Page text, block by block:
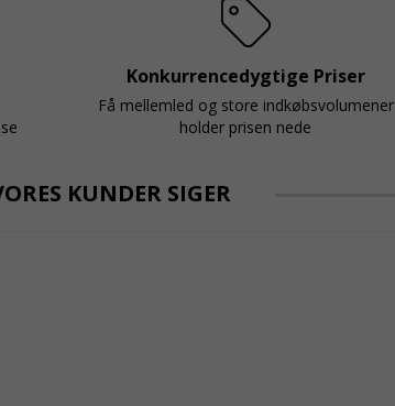
Konkurrencedygtige Priser
Få mellemled og store indkøbsvolumener
holder prisen nede
KUNDER SIGER